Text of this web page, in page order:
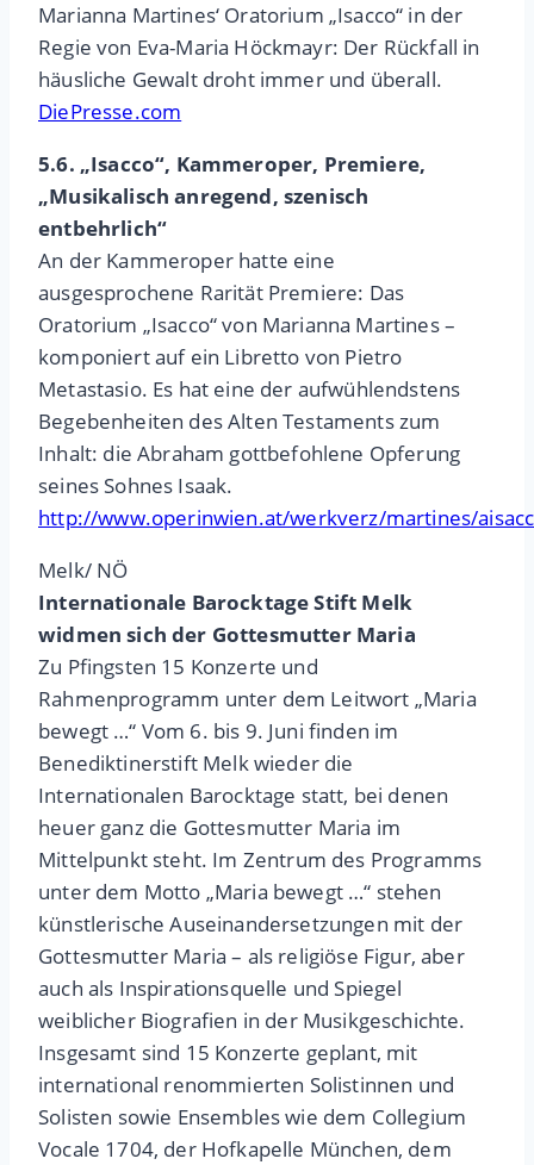
Marianna Martines‘ Oratorium „Isacco“ in der
Regie von Eva-Maria Höckmayr: Der Rückfall in
häusliche Gewalt droht immer und überall.
DiePresse.com
5.6. „Isacco“, Kammeroper, Premiere,
„Musikalisch anregend, szenisch
entbehrlich“
An der Kammeroper hatte eine
ausgesprochene Rarität Premiere: Das
Oratorium „Isacco“ von Marianna Martines –
komponiert auf ein Libretto von Pietro
Metastasio. Es hat eine der aufwühlendstens
Begebenheiten des Alten Testaments zum
Inhalt: die Abraham gottbefohlene Opferung
seines Sohnes Isaak.
http://www.operinwien.at/werkverz/martines/
Melk/ NÖ
Internationale Barocktage Stift Melk
widmen sich der Gottesmutter Maria
Zu Pfingsten 15 Konzerte und
Rahmenprogramm unter dem Leitwort „Maria
bewegt …“ Vom 6. bis 9. Juni finden im
Benediktinerstift Melk wieder die
Internationalen Barocktage statt, bei denen
heuer ganz die Gottesmutter Maria im
Mittelpunkt steht. Im Zentrum des Programms
unter dem Motto „Maria bewegt …“ stehen
künstlerische Auseinandersetzungen mit der
Gottesmutter Maria – als religiöse Figur, aber
auch als Inspirationsquelle und Spiegel
weiblicher Biografien in der Musikgeschichte.
Insgesamt sind 15 Konzerte geplant, mit
international renommierten Solistinnen und
Solisten sowie Ensembles wie dem Collegium
Vocale 1704, der Hofkapelle München, dem